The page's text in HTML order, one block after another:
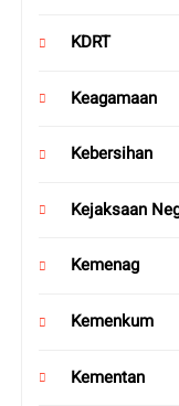
KDRT
Keagamaan
Kebersihan
Kejaksaan
Kemenag
Kemenkum
Kementan